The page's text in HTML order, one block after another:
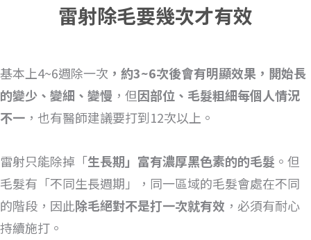
雷射除毛要幾次才有效
基本上4~6週除一次 ，約3~6次後會有明顯效果，開始長
的變少、變細、變慢 ，但因部位、毛髮粗細每個人情況
不一 ，也有醫師建議要打到12次以上。
雷射只能除掉「生長期」富有濃厚黑色素的的毛髮 。但
毛髮有「不同生長週期」，同一區域的毛髮會處在不同
的階段，因此除毛絕對不是打一次就有效 ，必須有耐心
持續施打。